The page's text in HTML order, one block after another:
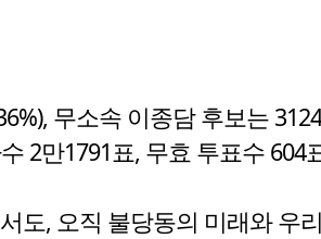
무소속 이종담 후보는
2만1791표, 무효 투표수 604
도, 오직 불당동의 미래와